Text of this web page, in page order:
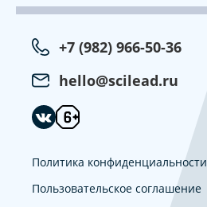
+7 (982) 966-50-36
hello@scilead.ru
Политика конфиденциальности
Пользовательское соглашение